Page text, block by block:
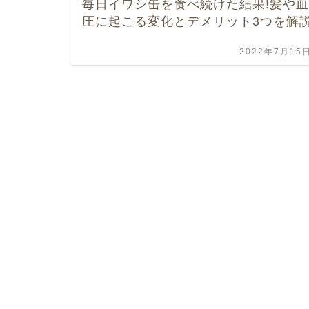
毎日イワシ缶を食べ続けた結果!髪や血
圧に起こる変化とデメリット3つを解
2022年7月15